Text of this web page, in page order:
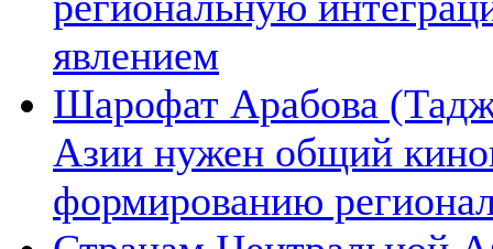
явлением
Шарофат Арабова
Азии нужен общий
формированию